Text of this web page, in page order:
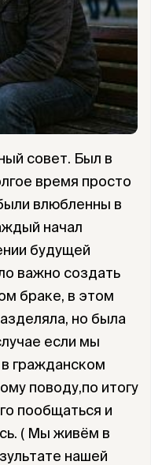
совет. Был в
время просто
влюбленны в
начал
будущей
важно создать
браке, в этом
но была
если мы
гражданском
поводу,по итогу
пообщаться и
( Мы живём в
нашей